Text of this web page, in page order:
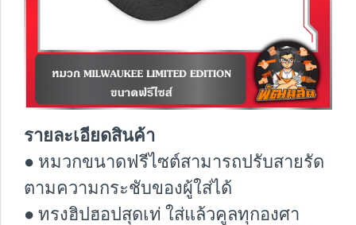
รายละเอียดสินค้า
● หมวกขนาดฟรีไซต์สามารถปรับสายรัด
ตามความกระชับของผู้ใส่ได้
● ทรงฮิปฮอปสุดเท่ ใส่แล้วคูลทุกองศา